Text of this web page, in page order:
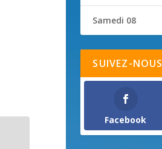
Samedi 08
SUIVEZ-NOUS
Facebook